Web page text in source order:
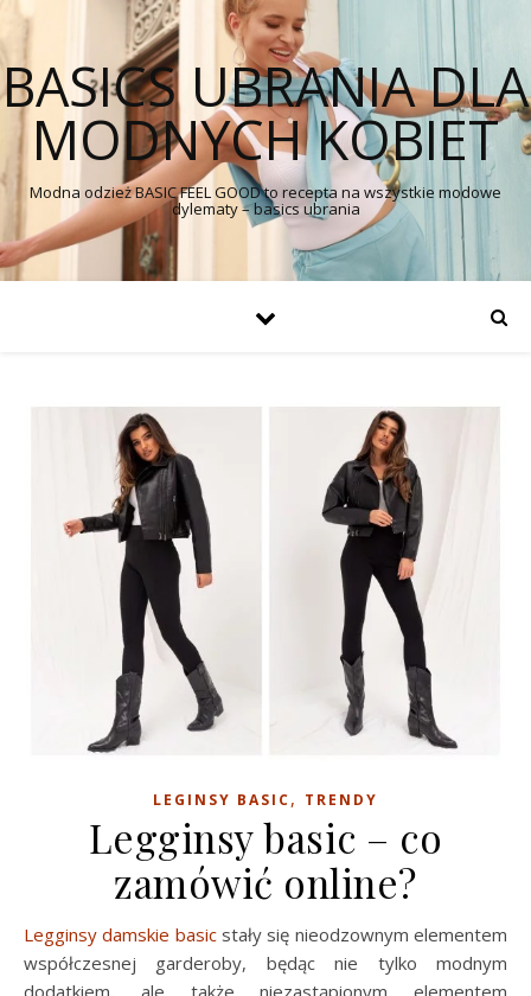
BASICS UBRANIA DLA
MODNYCH KOBIET
Modna odzież BASIC FEEL GOOD to recepta na wszystkie modowe
dylematy – basics ubrania
LEGINSY BASIC, TRENDY
Legginsy basic – co
zamówić online?
Legginsy damskie basicstały się nieodzownym elementem
współczesnej garderoby, będąc nie tylko modnym
dodatkiem, ale także niezastąpionym elementem